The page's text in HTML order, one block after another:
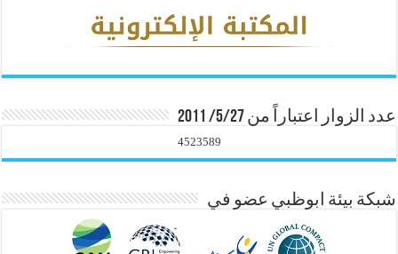
عدد الزوار اعتباراً من 5/27/ 2011
4523589
شبكة بيئة ابوظبي عضو في